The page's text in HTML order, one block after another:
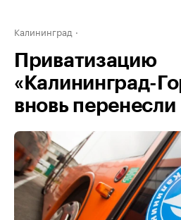
Калининград
Приватизацию
«Калининград-
вновь перенесли